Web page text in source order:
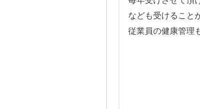
なども受けること
従業員の健康管理